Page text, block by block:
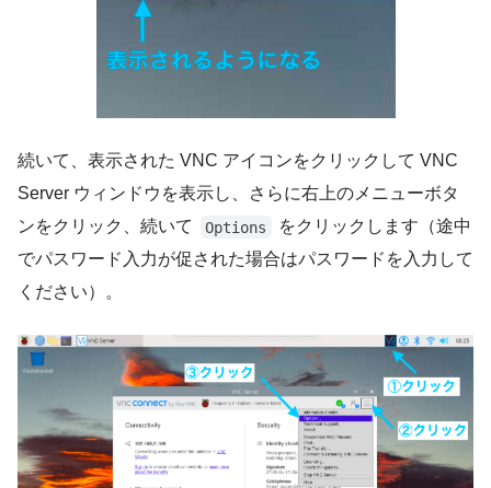
続いて、表示された VNC アイコンをクリックして VNC
Server ウィンドウを表示し、さらに右上のメニューボタ
ンをクリック、続いて
Options
をクリックします（途中
でパスワード入力が促された場合はパスワードを入力して
ください）。